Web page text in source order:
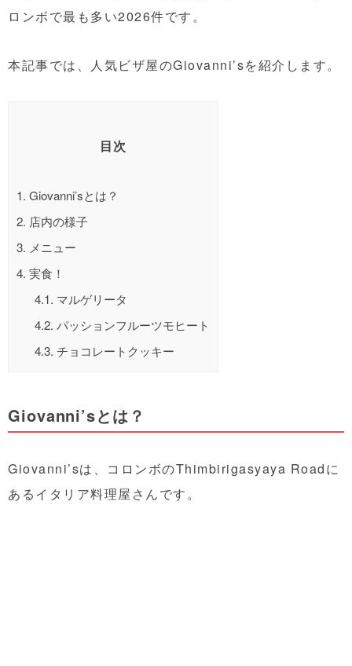
ロンボで最も多い2026件です。
本記事では、人気ビザ屋のGiovanni’sを紹介します。
目次
1. Giovanni’sとは？
2. 店内の様子
3. メニュー
4. 実食！
4.1. マルゲリータ
4.2. パッションフルーツモヒート
4.3. チョコレートクッキー
Giovanni’sとは？
Giovanni’sは、コロンボのThimbirigasyaya Roadに
あるイタリア料理屋さんです。